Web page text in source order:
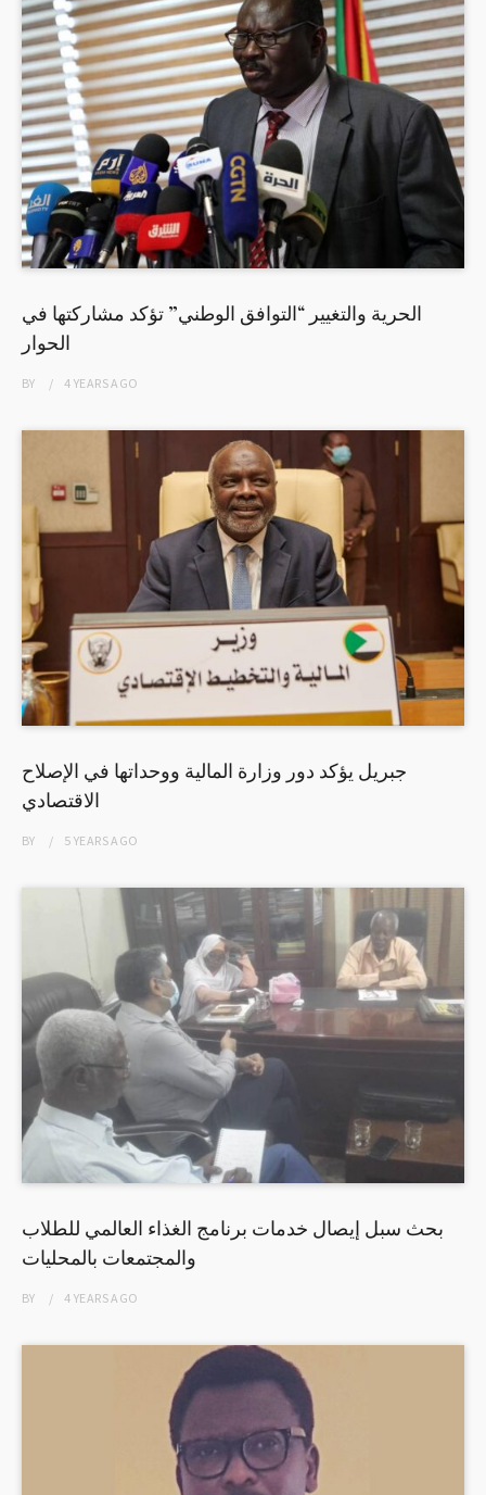
الحرية والتغيير “التوافق الوطني” تؤكد مشاركتها في
الحوار
BY 4 YEARSAGO
جبريل يؤكد دور وزارة المالية ووحداتها في الإصلاح
الاقتصادي
BY 5 YEARSAGO
بحث سبل إيصال خدمات برنامج الغذاء العالمي للطلاب
والمجتمعات بالمحليات
BY 4 YEARSAGO